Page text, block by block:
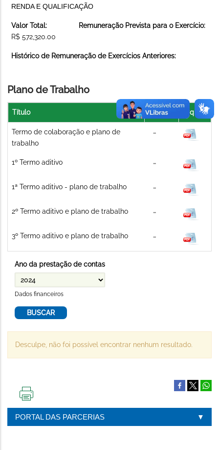
RENDA E QUALIFICAÇÃO
Valor Total:
R$ 572,320.00
Remuneração Prevista para o Exercício:
Histórico de Remuneração de Exercícios Anteriores:
Plano de Trabalho
Título Link Arquivo
Termo de colaboração e plano de
trabalho
1º Termo aditivo
1ª Termo aditivo - plano de trabalho
2º Termo aditivo e plano de trabalho
3º Termo aditivo e plano de trabalho
Ano da prestação de contas
Dados financeiros
Desculpe, não foi possível encontrar nenhum resultado.
PÁGINA
PORTAL DAS PARCERIAS